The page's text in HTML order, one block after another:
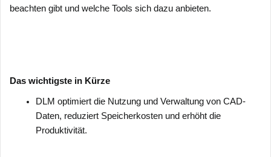
beachten gibt und welche Tools sich dazu anbieten.
Das wichtigste in Kürze
DLM optimiert die Nutzung und Verwaltung von CAD-
Daten, reduziert Speicherkosten und erhöht die
Produktivität.